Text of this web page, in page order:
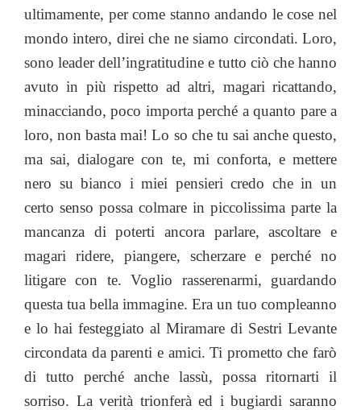
ultimamente, per come stanno andando le cose nel
mondo intero, direi che ne siamo circondati. Loro,
sono leader dell’ingratitudine e tutto ciò che hanno
avuto in più rispetto ad altri, magari ricattando,
minacciando, poco importa perché a quanto pare a
loro, non basta mai! Lo so che tu sai anche questo,
ma sai, dialogare con te, mi conforta, e mettere
nero su bianco i miei pensieri credo che in un
certo senso possa colmare in piccolissima parte la
mancanza di poterti ancora parlare, ascoltare e
magari ridere, piangere, scherzare e perché no
litigare con te. Voglio rasserenarmi, guardando
questa tua bella immagine. Era un tuo compleanno
e lo hai festeggiato al Miramare di Sestri Levante
circondata da parenti e amici. Ti prometto che farò
di tutto perché anche lassù, possa ritornarti il
sorriso. La verità trionferà ed i bugiardi saranno